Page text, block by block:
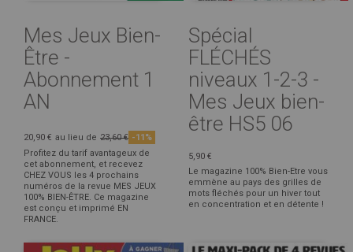
Mes Jeux Bien-
Être -
Abonnement 1
AN
20,90 € au lieu de 23,60 € -11%
Profitez du tarif avantageux de
cet abonnement, et recevez
CHEZ VOUS les 4 prochains
numéros de la revue MES JEUX
100% BIEN-ÊTRE. Ce magazine
est conçu et imprimé EN
FRANCE.
Spécial
FLÉCHÉS
niveaux 1-2-3 -
Mes Jeux bien-
être HS5 06
5,90 €
Le magazine 100% Bien-Etre vous
emmène au pays des grilles de
mots fléchés pour un hiver tout
en concentration et en détente !